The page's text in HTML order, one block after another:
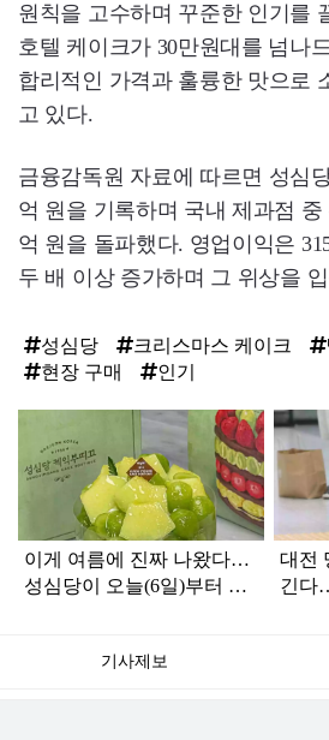
원칙을 고수하며 꾸준한 인기를
호텔 케이크가 30만원대를 넘나
합리적인 가격과 훌륭한 맛으로
고 있다.
금융감독원 자료에 따르면 성심
억 원을 기록하며 국내 제과점 중
억 원을 돌파했다. 영업이익은
두 배 이상 증가하며 그 위상을
성심당 크리스마스 케이크
현장 구매
인기
인
이게 여름에 진짜 나왔다…
성심당이 오늘(6일)부터 판
대전
긴다
기사제보